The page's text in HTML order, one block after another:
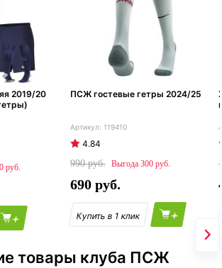
2019/20
+
ПСЖ гостевые гетры 2024/25
119410
4.84
990
300
690
+
товары клуба ПСЖ